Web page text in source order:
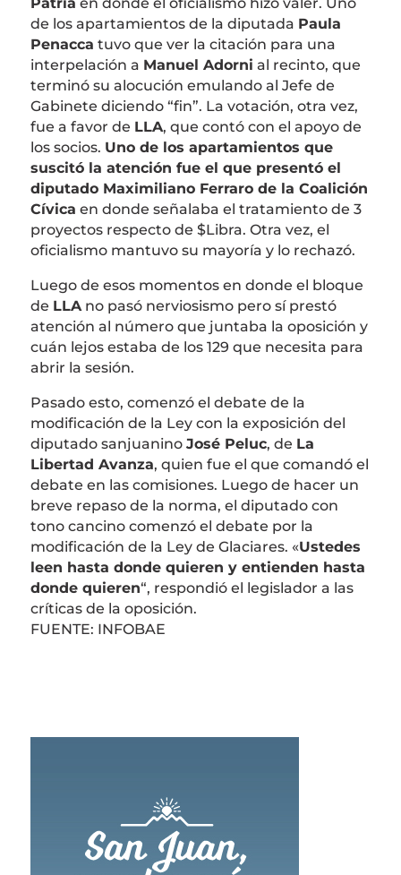
de los apartamientos de la diputada Paula
Penacca tuvo que ver la citación para una
interpelación a Manuel Adorni al recinto, que
terminó su alocución emulando al Jefe de
Gabinete diciendo “fin”. La votación, otra vez,
fue a favor de LLA, que contó con el apoyo de
los socios. Uno de los apartamientos que
suscitó la atención fue el que presentó el
diputado Maximiliano Ferraro de la Coalición
Cívica en donde señalaba el tratamiento de 3
proyectos respecto de $Libra. Otra vez, el
oficialismo mantuvo su mayoría y lo rechazó.
Luego de esos momentos en donde el bloque
de LLA no pasó nerviosismo pero sí prestó
atención al número que juntaba la oposición y
cuán lejos estaba de los 129 que necesita para
abrir la sesión.
Pasado esto, comenzó el debate de la
modificación de la Ley con la exposición del
diputado sanjuanino José Peluc, de La
Libertad Avanza, quien fue el que comandó el
debate en las comisiones. Luego de hacer un
breve repaso de la norma, el diputado con
tono cancino comenzó el debate por la
modificación de la Ley de Glaciares. «Ustedes
leen hasta donde quieren y entienden hasta
donde quieren“, respondió el legislador a las
críticas de la oposición.
FUENTE: INFOBAE